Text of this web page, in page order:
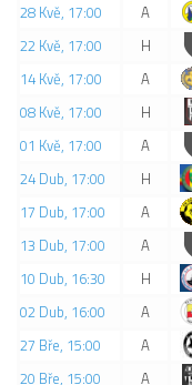
28 Kvě, 17:00
A
22 Kvě, 17:00
H
14 Kvě, 17:00
A
08 Kvě, 17:00
H
01 Kvě, 17:00
A
24 Dub, 17:00
H
17 Dub, 17:00
A
13 Dub, 17:00
A
10 Dub, 16:30
H
02 Dub, 16:00
A
27 Bře, 15:00
A
20 Bře, 15:00
A